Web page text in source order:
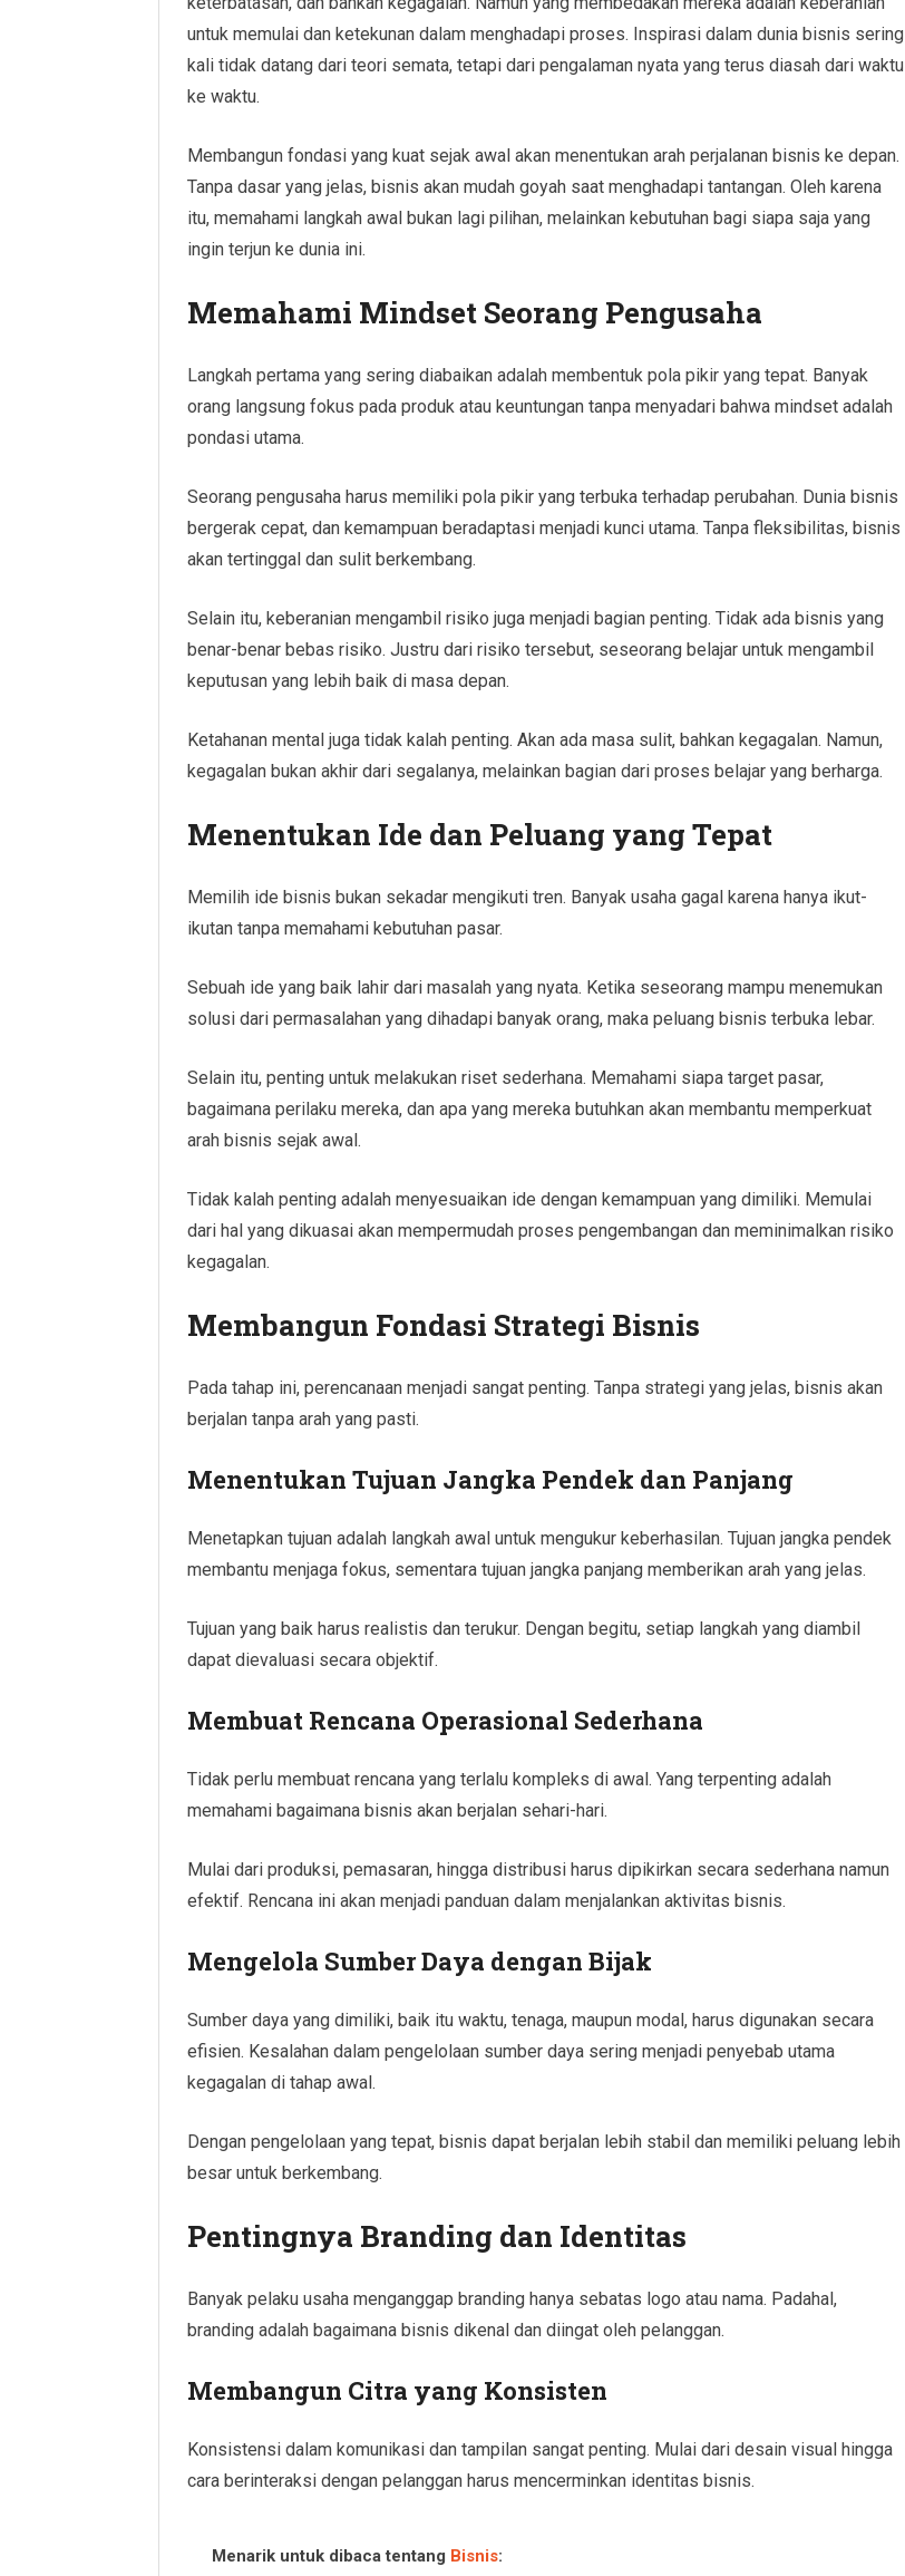
untuk memulai dan ketekunan dalam menghadapi proses. Inspirasi dalam dunia bisnis sering
kali tidak datang dari teori semata, tetapi dari pengalaman nyata yang terus diasah dari waktu
ke waktu.
Membangun fondasi yang kuat sejak awal akan menentukan arah perjalanan bisnis ke depan.
Tanpa dasar yang jelas, bisnis akan mudah goyah saat menghadapi tantangan. Oleh karena
itu, memahami langkah awal bukan lagi pilihan, melainkan kebutuhan bagi siapa saja yang
ingin terjun ke dunia ini.
Memahami Mindset Seorang Pengusaha
Langkah pertama yang sering diabaikan adalah membentuk pola pikir yang tepat. Banyak
orang langsung fokus pada produk atau keuntungan tanpa menyadari bahwa mindset adalah
pondasi utama.
Seorang pengusaha harus memiliki pola pikir yang terbuka terhadap perubahan. Dunia bisnis
bergerak cepat, dan kemampuan beradaptasi menjadi kunci utama. Tanpa fleksibilitas, bisnis
akan tertinggal dan sulit berkembang.
Selain itu, keberanian mengambil risiko juga menjadi bagian penting. Tidak ada bisnis yang
benar-benar bebas risiko. Justru dari risiko tersebut, seseorang belajar untuk mengambil
keputusan yang lebih baik di masa depan.
Ketahanan mental juga tidak kalah penting. Akan ada masa sulit, bahkan kegagalan. Namun,
kegagalan bukan akhir dari segalanya, melainkan bagian dari proses belajar yang berharga.
Menentukan Ide dan Peluang yang Tepat
Memilih ide bisnis bukan sekadar mengikuti tren. Banyak usaha gagal karena hanya ikut-
ikutan tanpa memahami kebutuhan pasar.
Sebuah ide yang baik lahir dari masalah yang nyata. Ketika seseorang mampu menemukan
solusi dari permasalahan yang dihadapi banyak orang, maka peluang bisnis terbuka lebar.
Selain itu, penting untuk melakukan riset sederhana. Memahami siapa target pasar,
bagaimana perilaku mereka, dan apa yang mereka butuhkan akan membantu memperkuat
arah bisnis sejak awal.
Tidak kalah penting adalah menyesuaikan ide dengan kemampuan yang dimiliki. Memulai
dari hal yang dikuasai akan mempermudah proses pengembangan dan meminimalkan risiko
kegagalan.
Membangun Fondasi Strategi Bisnis
Pada tahap ini, perencanaan menjadi sangat penting. Tanpa strategi yang jelas, bisnis akan
berjalan tanpa arah yang pasti.
Menentukan Tujuan Jangka Pendek dan Panjang
Menetapkan tujuan adalah langkah awal untuk mengukur keberhasilan. Tujuan jangka pendek
membantu menjaga fokus, sementara tujuan jangka panjang memberikan arah yang jelas.
Tujuan yang baik harus realistis dan terukur. Dengan begitu, setiap langkah yang diambil
dapat dievaluasi secara objektif.
Membuat Rencana Operasional Sederhana
Tidak perlu membuat rencana yang terlalu kompleks di awal. Yang terpenting adalah
memahami bagaimana bisnis akan berjalan sehari-hari.
Mulai dari produksi, pemasaran, hingga distribusi harus dipikirkan secara sederhana namun
efektif. Rencana ini akan menjadi panduan dalam menjalankan aktivitas bisnis.
Mengelola Sumber Daya dengan Bijak
Sumber daya yang dimiliki, baik itu waktu, tenaga, maupun modal, harus digunakan secara
efisien. Kesalahan dalam pengelolaan sumber daya sering menjadi penyebab utama
kegagalan di tahap awal.
Dengan pengelolaan yang tepat, bisnis dapat berjalan lebih stabil dan memiliki peluang lebih
besar untuk berkembang.
Pentingnya Branding dan Identitas
Banyak pelaku usaha menganggap branding hanya sebatas logo atau nama. Padahal,
branding adalah bagaimana bisnis dikenal dan diingat oleh pelanggan.
Membangun Citra yang Konsisten
Konsistensi dalam komunikasi dan tampilan sangat penting. Mulai dari desain visual hingga
cara berinteraksi dengan pelanggan harus mencerminkan identitas bisnis.
Menarik untuk dibaca tentang Bisnis: